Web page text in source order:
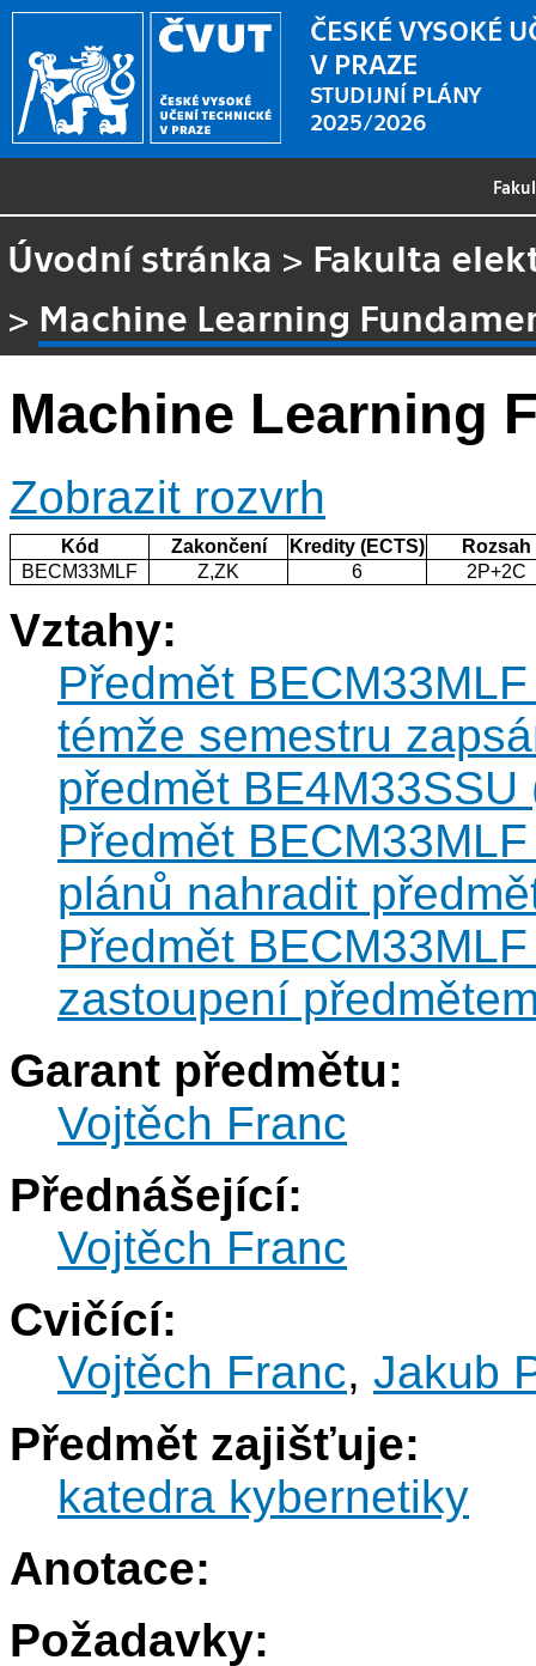
ČESKÉ VYSOKÉ
V PRAZE
STUDIJNÍ PLÁNY
2025/2026
Úvodní stránka > Fakulta
> Machine Learning
Machine Learning
Zobrazit rozvrh
Kód Zakončení Kredity (ECTS)
Rozsah
BECM33MLF
Z,ZK 6 2P+2C
Vztahy:
Předmět
témže semestru
předmět
Předmět
plánů nahradit
Předmět
zastoupení
Garant předmětu:
Vojtěch Franc
Přednášející:
Vojtěch Franc
Cvičící:
Vojtěch Franc, Jakub
Předmět zajišťuje:
katedra kybernetiky
Anotace:
Požadavky: